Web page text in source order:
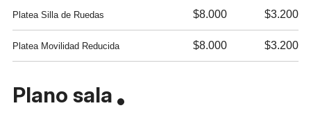
Platea Silla de Ruedas $8.000 $3.200
Platea Movilidad Reducida $8.000 $3.200
Plano sala